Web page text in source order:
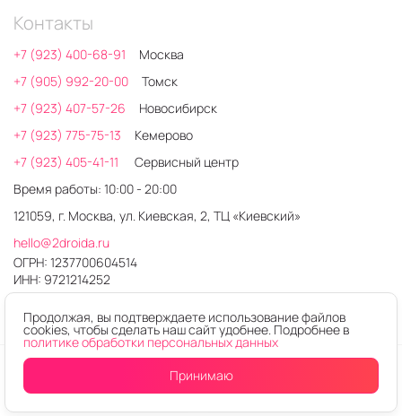
Купить в один клик
Контакты
+7 (923) 400-68-91
Москва
+7 (905) 992-20-00
Томск
+7 (923) 407-57-26
Новосибирск
+7 (923) 775-75-13
Кемерово
+7 (923) 405-41-11
Сервисный центр
Время работы: 10:00 - 20:00
121059, г. Москва, ул. Киевская, 2, ТЦ «Киевский»
hello@2droida.ru
ОГРН: 1237700604514
ИНН: 9721214252
© 2026. Любое использование контента без письменного
Интернет-магазин электроники 2DROIDA
Продолжая, вы подтверждаете использование файлов
cookies, чтобы сделать наш сайт удобнее. Подробнее в
политике обработки персональных данных
Принимаю